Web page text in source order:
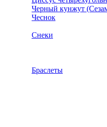
Черный кунжут
Чеснок
Снеки
Браслеты